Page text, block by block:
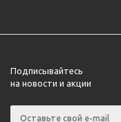
Подписывайтесь
на новости и акции